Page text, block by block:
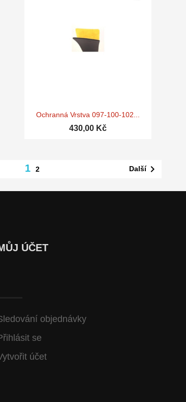
Rychlý náhled
Ochranná Vrstva 097-100-102...
430,00 Kč
1 2 Další
ÚČET
objednávky
se
účet